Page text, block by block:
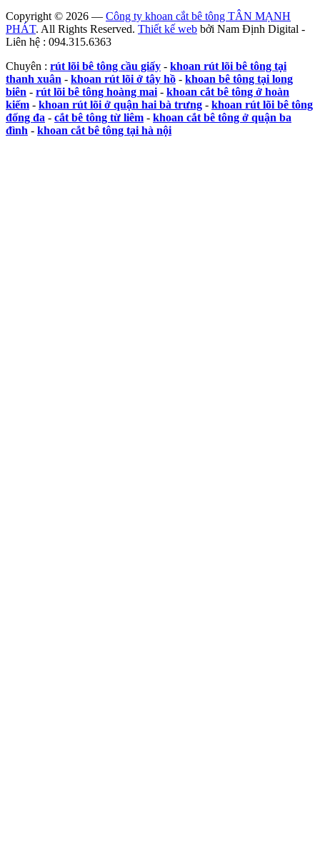
Copyright © 2026 — Công ty khoan cắt bê tông TÂN MẠNH
PHÁT. All Rights Reserved. Thiết kế web bởi Nam Định Digital -
Liên hệ : 094.315.6363
Chuyên : rút lõi bê tông cầu giấy - khoan rút lõi bê tông tại
thanh xuân - khoan rút lõi ở tây hồ - khoan bê tông tại long
biên - rút lõi bê tông hoàng mai - khoan cắt bê tông ở hoàn
kiếm - khoan rút lõi ở quận hai bà trưng - khoan rút lõi bê tông
đống đa - cắt bê tông từ liêm - khoan cắt bê tông ở quận ba
đình - khoan cắt bê tông tại hà nội